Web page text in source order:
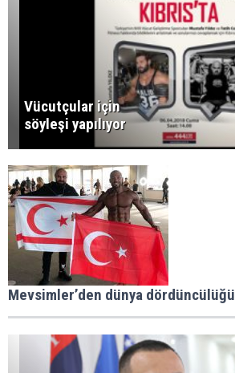
Vücutçular için
söyleşi yapılıyor
Mevsimler’den dünya dördüncülüğü